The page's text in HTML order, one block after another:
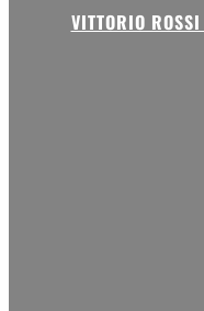
VITTORIO